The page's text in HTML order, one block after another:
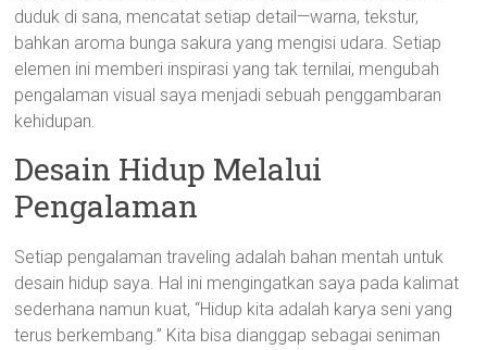
duduk di sana, mencatat setiap detail—warna, tekstur,
bahkan aroma bunga sakura yang mengisi udara. Setiap
elemen ini memberi inspirasi yang tak ternilai, mengubah
pengalaman visual saya menjadi sebuah penggambaran
kehidupan.
Desain Hidup Melalui
Pengalaman
Setiap pengalaman traveling adalah bahan mentah untuk
desain hidup saya. Hal ini mengingatkan saya pada kalimat
sederhana namun kuat, “Hidup kita adalah karya seni yang
terus berkembang.” Kita bisa dianggap sebagai seniman